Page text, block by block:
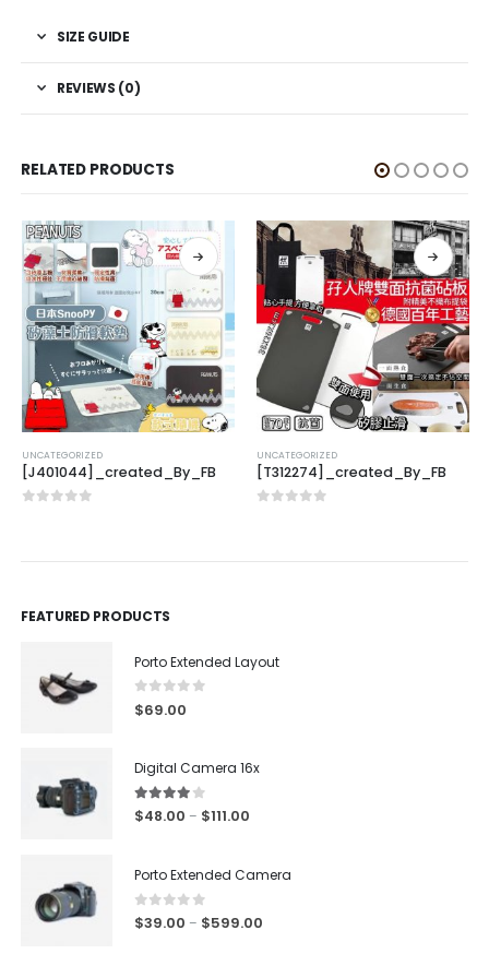
SIZE GUIDE
REVIEWS (0)
RELATED PRODUCTS
UNCATEGORIZED
[J401044]_created_By_FB
UNCATEGORIZED
[T312274]_created_By_FB
FEATURED PRODUCTS
Porto Extended Layout
0 out of 5
$69.00
Digital Camera 16x
4.00out of 5
$48.00 – $111.00
Porto Extended Camera
0out of 5
$39.00 – $599.00